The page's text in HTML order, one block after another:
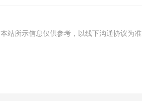
站所示信息仅供参考，以线下沟通协议为准